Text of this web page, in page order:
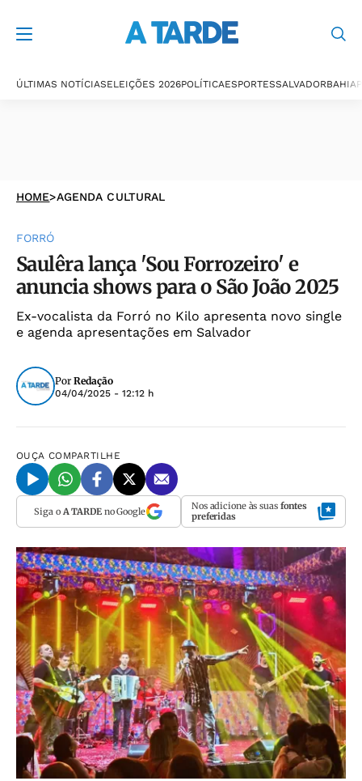
ÚLTIMAS NOTÍCIASELEIÇÕES 2026POLÍTICAESPORTESSALVADORBAHIA
HOME>AGENDA CULTURAL
FORRÓ
Saulêra lança 'Sou Forrozeiro' e
anuncia shows para o São João 2025
Ex-vocalista da Forró no Kilo apresenta novo single
e agenda apresentações em Salvador
Por Redação
04/04/2025 - 12:12 h
OUÇA COMPARTILHE
Siga o A TARDEno Google Nos adicione às suas fontes
preferidas